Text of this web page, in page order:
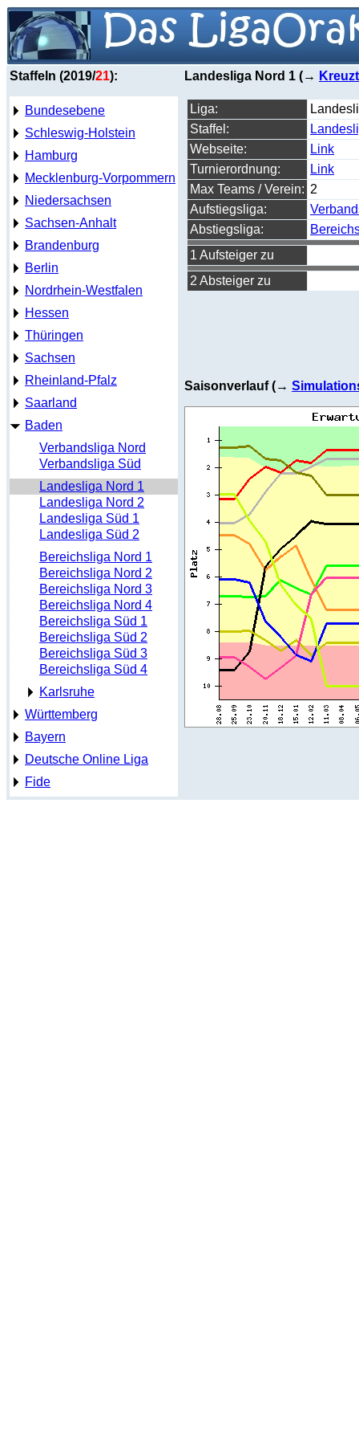
Staffeln (2019/21):
Bundesebene
Schleswig-Holstein
Hamburg
Mecklenburg-Vorpommern
Niedersachsen
Sachsen-Anhalt
Brandenburg
Berlin
Nordrhein-Westfalen
Hessen
Thüringen
Sachsen
Rheinland-Pfalz
Saarland
Baden
Verbandsliga Nord
Verbandsliga Süd
Landesliga Nord 1
Landesliga Nord 2
Landesliga Süd 1
Landesliga Süd 2
Bereichsliga Nord 1
Bereichsliga Nord 2
Bereichsliga Nord 3
Bereichsliga Nord 4
Bereichsliga Süd 1
Bereichsliga Süd 2
Bereichsliga Süd 3
Bereichsliga Süd 4
Karlsruhe
Württemberg
Bayern
Deutsche Online Liga
Fide
Landesliga Nord 1 (→
Liga:
Staffel:
Webseite:
Link
Turnierordnung:
Link
Max Teams / Verein: 2
Aufstiegsliga:
Abstiegsliga:
1 Aufsteiger zu
2 Absteiger zu
Saisonverlauf (→